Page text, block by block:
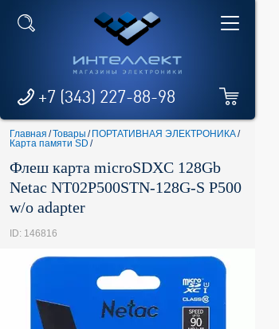
+7 (343) 227-88-98
Главная /Товары / ПОРТАТИВНАЯ ЭЛЕКТРОНИКА/
Карта памяти SD /
Флеш карта microSDXC 128Gb
Netac NT02P500STN-128G-S P500
w/o adapter
ID: 146816